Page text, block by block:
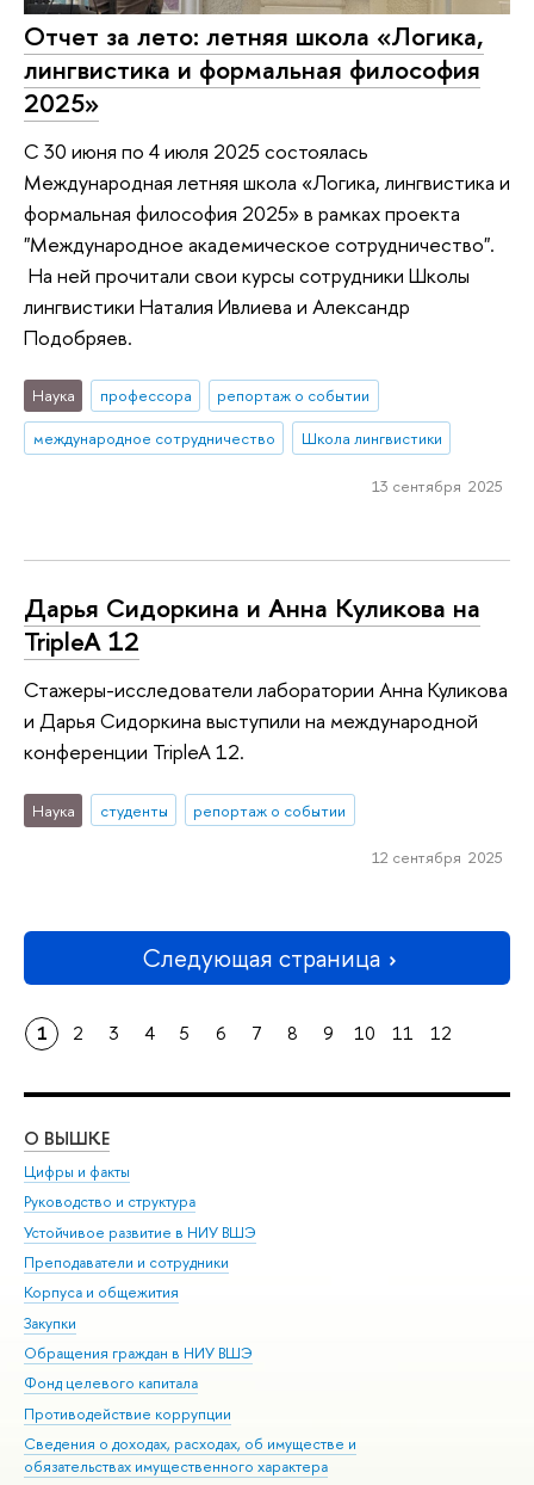
Отчет за лето: летняя школа «Логика,
лингвистика и формальная философия
2025»
С 30 июня по 4 июля 2025 состоялась
Международная летняя школа «Логика, лингвистика и
формальная философия 2025» в рамках проекта
"Международное академическое сотрудничество".
На ней прочитали свои курсы сотрудники Школы
лингвистики Наталия Ивлиева и Александр
Подобряев.
Наука профессора
репортаж о событии
международное сотрудничество
Школа лингвистики
13 сентября 2025
Дарья Сидоркина и Анна Куликова на
TripleA 12
Стажеры-исследователи лаборатории Анна Куликова
и Дарья Сидоркина выступили на международной
конференции TripleA 12.
Наука студенты репортаж о событии
12 сентября 2025
Следующая страница
1 2 3 4 5 6 7 8 9 10 11 12
О ВЫШКЕ
Цифры и факты
Руководство и структура
Устойчивое развитие в НИУ ВШЭ
Преподаватели и сотрудники
Корпуса и общежития
Закупки
Обращения граждан в НИУ ВШЭ
Фонд целевого капитала
Противодействие коррупции
Сведения о доходах, расходах, об имуществе и
обязательствах имущественного характера